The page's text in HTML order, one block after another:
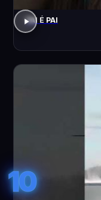
PAI É PAI
10